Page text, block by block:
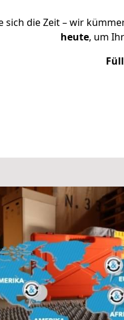
sich die Zeit – wir
heute, um